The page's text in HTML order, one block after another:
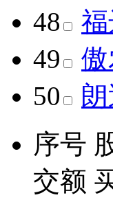
48
49
50
序号
交额